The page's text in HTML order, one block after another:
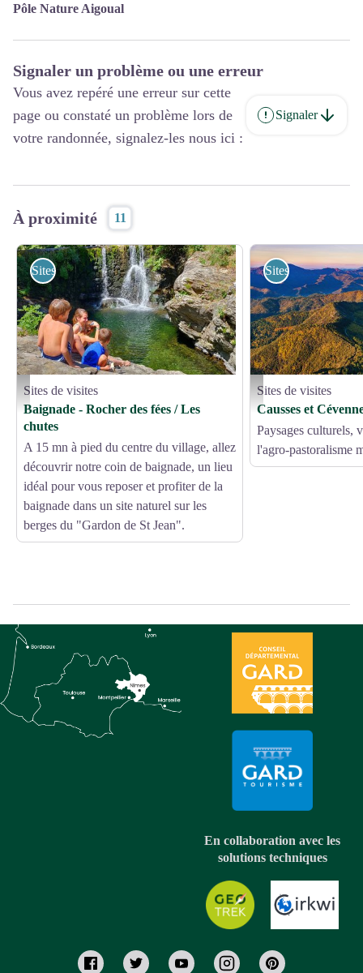
Pôle Nature Aigoual
Signaler un problème ou une erreur
Vous avez repéré une erreur sur cette
page ou constaté un problème lors de
votre randonnée, signalez-les nous ici :
Signaler
À proximité 11
La cascade St André de Vlaborgne - Béatrice Galzin
Sites de visites
Sites de visites
Baignade - Rocher des fées / Les
chutes
A 15 mn à pied du centre du village, allez
découvrir notre coin de baignade, un lieu
idéal pour vous reposer et profiter de la
baignade dans un site naturel sur les
berges du "Gardon de St Jean".
Corniche des Cévennes -
Sites de visites
Sites de visites
Causses et
Paysages culturels,
l'agro-pastoralisme
En collaboration avec les
solutions techniques